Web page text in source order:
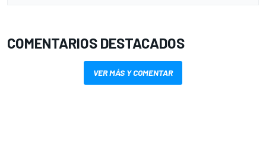
COMENTARIOS DESTACADOS
VER MÁS Y COMENTAR